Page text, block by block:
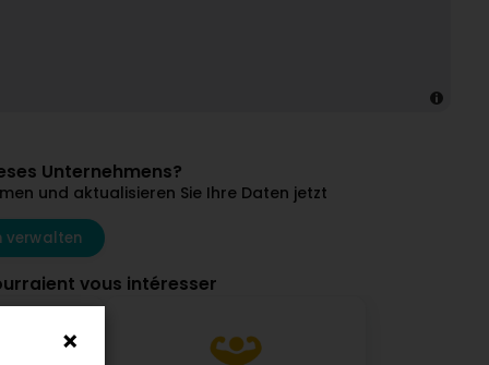
Unternehmens?
und aktualisieren Sie Ihre Daten jetzt
verwalten
vous intéresser